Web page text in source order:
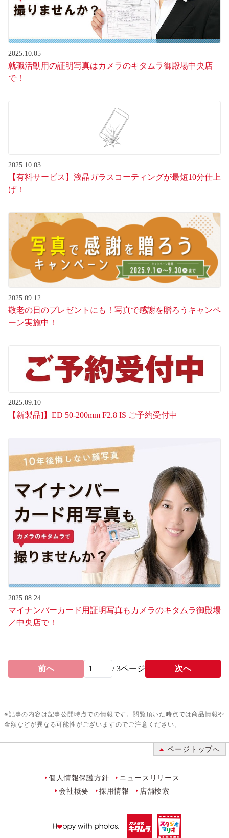
2025.10.05
就職活動用の証明写真はカメラのキタムラ御殿場中央店
で！
2025.10.03
【有料サービス】液晶ガラスコーティングが最短10分仕上
げ！
2025.09.12
敬老の日のプレゼントにも！写真で感謝を贈ろうキャンペ
ーン実施中！
2025.09.10
【新製品]】ED 50-200mm F2.8 IS ご予約受付中
2025.08.24
マイナンバーカード用証明写真もカメラのキタムラ御殿場
／中央店で！
前へ /3ページ 次へ
※記事の内容は記事公開時点での情報です。閲覧頂いた時点では商品情報や
金額などが異なる可能性がございますのでご注意ください。
ページトップへ
個人情報保護方針
ニュースリリース
会社概要
採用情報 店舗検索